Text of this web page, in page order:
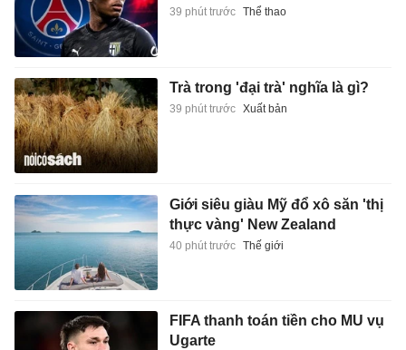
39 phút trước Thể thao
Trà trong 'đại trà' nghĩa là gì?
39 phút trước Xuất bản
Giới siêu giàu Mỹ đổ xô săn 'thị
thực vàng' New Zealand
40 phút trước Thế giới
FIFA thanh toán tiền cho MU vụ
Ugarte